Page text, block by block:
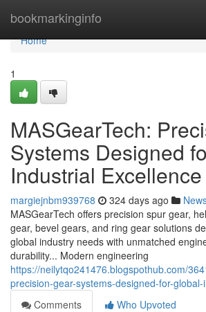
bookmarkinginfo
Home
Home
1
MASGearTech:
Systems Designed
Industrial Excellence
margiejnbm939768 324 days ago
MASGearTech offers precision spur gear,
gear, bevel gears, and ring gear solutions
global industry needs with unmatched
durability... Modern engineering
https://neilytqo241476.blogspothub.com/
precision-gear-systems-designed-for-
Comments
Who Upvoted